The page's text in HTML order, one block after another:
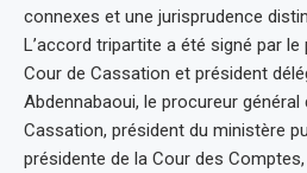
connexes et une jurisprudence
L’accord tripartite a été signé par
Cour de Cassation et président
Abdennabaoui, le procureur général
Cassation, président du ministère
présidente de la Cour des